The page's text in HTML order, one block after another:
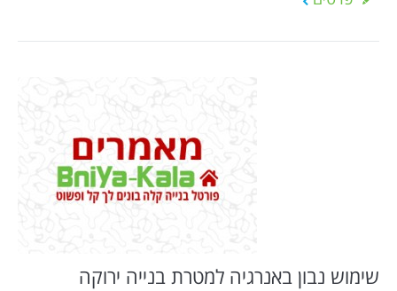
שימוש נבון באנרגיה למטרת בנייה ירוקה